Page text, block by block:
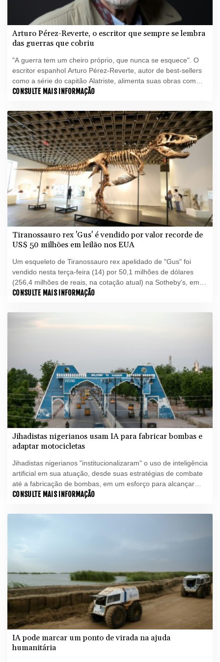
Arturo Pérez-Reverte, o escritor que sempre se lembra
das guerras que cobriu
"A guerra tem um cheiro próprio, que nunca se esquece". O
escritor espanhol Arturo Pérez-Reverte, autor de best-sellers
como a série do capitão Alatriste, alimenta suas obras com
fragmentos das duas décadas em que atuou como repórter
CONSULTE MAIS INFORMAÇÃO
Tiranossauro rex 'Gus' é vendido por valor recorde de
US$ 50 milhões em leilão nos EUA
Um esqueleto de Tiranossauro rex apelidado de "Gus" foi
vendido nesta terça-feira (14) por 50,1 milhões de dólares
(256,4 milhões de reais, na cotação atual) na Sotheby's, em
Nova York, após uma disputa de 10 minutos entre sete
CONSULTE MAIS INFORMAÇÃO
Jihadistas nigerianos usam IA para fabricar bombas e
adaptar motocicletas
Jihadistas nigerianos "institucionalizaram" o uso de inteligência
artificial em sua atuação, desde suas estratégias de combate
até a fabricação de bombas, em um esforço para alcançar
uma eficiência semelhante à das grandes corporações
CONSULTE MAIS INFORMAÇÃO
IA pode marcar um ponto de virada na ajuda
humanitária